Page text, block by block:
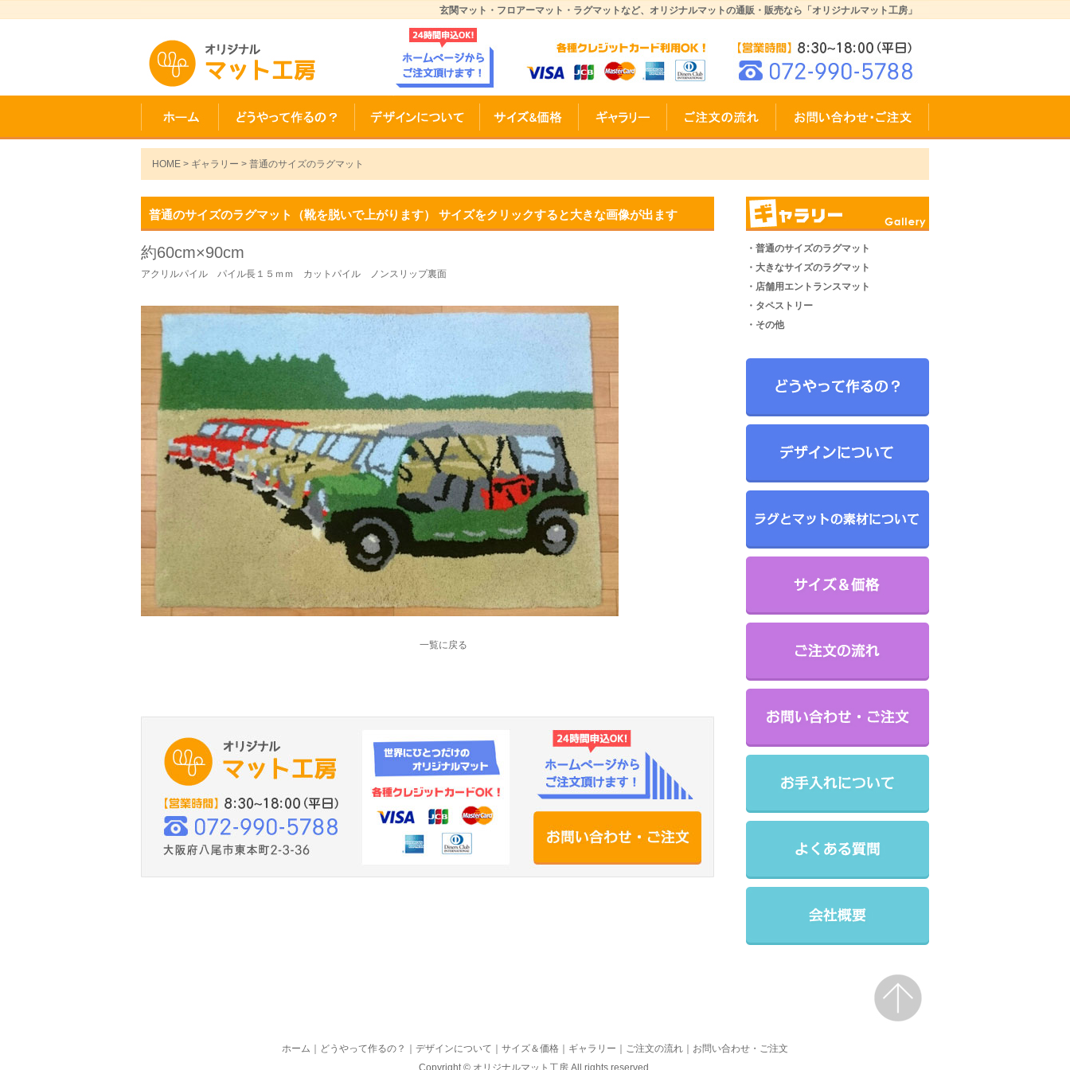
玄関マット・フロアーマット・ラグマットなど、オリジナルマットの通販・販売なら「オリジナルマット工房」
HOME > ギャラリー > 普通のサイズのラグマット
普通のサイズのラグマット（靴を脱いで上がります） サイズをクリックすると大きな画像が出ます
約60cm×90cm
アクリルパイル パイル長１５ｍｍ カットパイル ノンスリップ裏面
一覧に戻る
・普通のサイズのラグマット
・大きなサイズのラグマット
・店舗用エントランスマット
・タペストリー
・その他
ホーム どうやって作るの？ デザインについて サイズ＆価格 ギャラリー ご注文の流れ
お問い合わせ・ご注文
Copyright © オリジナルマット工房 All rights reserved.